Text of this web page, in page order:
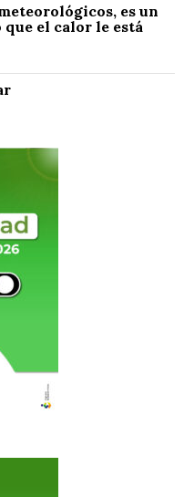
es un
que el calor le está